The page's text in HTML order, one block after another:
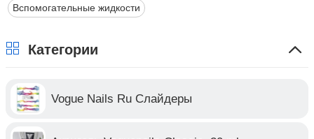
Вспомогательные жидкости
Категории
Vogue Nails Ru Слайдеры